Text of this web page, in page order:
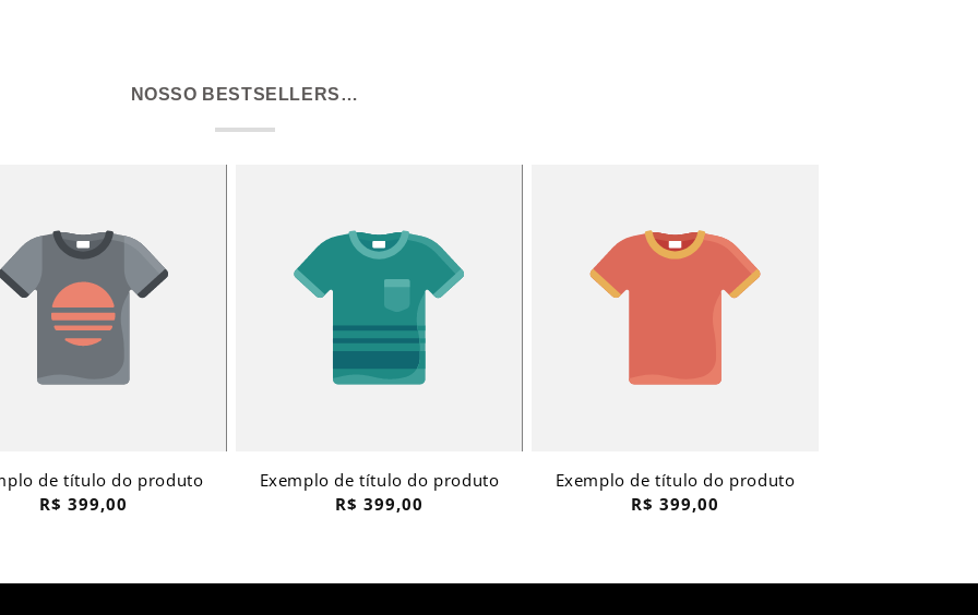
NOSSO BESTSELLERS…
de título do produto
Preço
R$ 399,00
Exemplo de título do produto
Preço
R$ 399,00
Exemplo de título do produto
Preço
R$ 399,00